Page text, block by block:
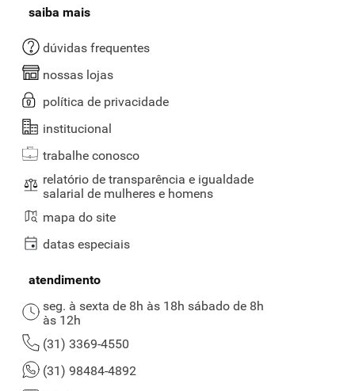
saiba mais
dúvidas frequentes
nossas lojas
política de privacidade
institucional
trabalhe conosco
relatório de transparência e igualdade
salarial de mulheres e homens
mapa do site
datas especiais
atendimento
seg. à sexta de 8h às 18h sábado de 8h
às 12h
(31) 3369-4550
(31) 98484-4892